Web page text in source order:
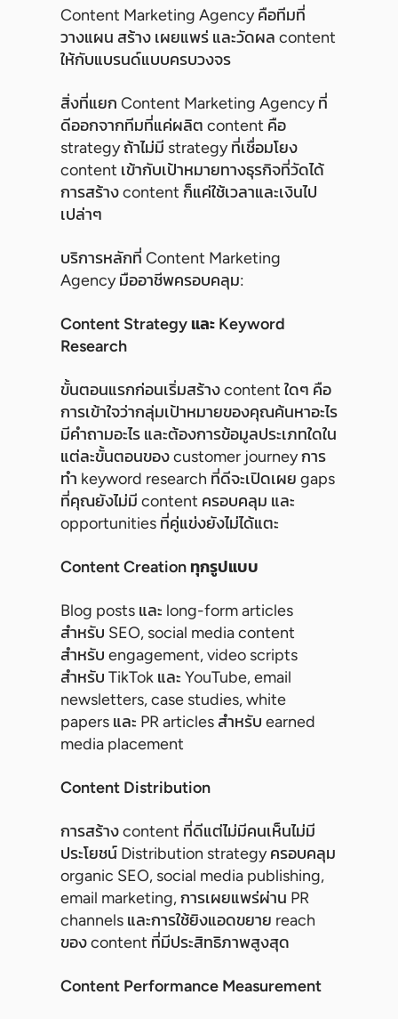
Content Marketing Agency คือทีมที่
วางแผน สร้าง เผยแพร่ และวัดผล content
ให้กับแบรนด์แบบครบวงจร
สิ่งที่แยก Content Marketing Agency ที่
ดีออกจากทีมที่แค่ผลิต content คือ
strategy ถ้าไม่มี strategy ที่เชื่อมโยง
content เข้ากับเป้าหมายทางธุรกิจที่วัดได้
การสร้าง content ก็แค่ใช้เวลาและเงินไป
เปล่าๆ
บริการหลักที่ Content Marketing
Agency มืออาชีพครอบคลุม:
Content Strategy และ Keyword
Research
ขั้นตอนแรกก่อนเริ่มสร้าง content ใดๆ คือ
การเข้าใจว่ากลุ่มเป้าหมายของคุณค้นหาอะไร
มีคำถามอะไร และต้องการข้อมูลประเภทใดใน
แต่ละขั้นตอนของ customer journey การ
ทำ keyword research ที่ดีจะเปิดเผย gaps
ที่คุณยังไม่มี content ครอบคลุม และ
opportunities ที่คู่แข่งยังไม่ได้แตะ
Content Creation ทุกรูปแบบ
Blog posts และ long-form articles
สำหรับ SEO, social media content
สำหรับ engagement, video scripts
สำหรับ TikTok และ YouTube, email
newsletters, case studies, white
papers และ PR articles สำหรับ earned
media placement
Content Distribution
การสร้าง content ที่ดีแต่ไม่มีคนเห็นไม่มี
ประโยชน์ Distribution strategy ครอบคลุม
organic SEO, social media publishing,
email marketing, การเผยแพร่ผ่าน PR
channels และการใช้ยิงแอดขยาย reach
ของ content ที่มีประสิทธิภาพสูงสุด
Content Performance Measurement